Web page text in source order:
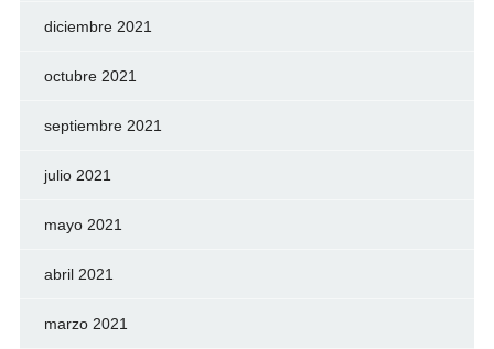
diciembre 2021
octubre 2021
septiembre 2021
julio 2021
mayo 2021
abril 2021
marzo 2021